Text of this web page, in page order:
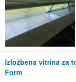
Izložbena vitrina za
Form